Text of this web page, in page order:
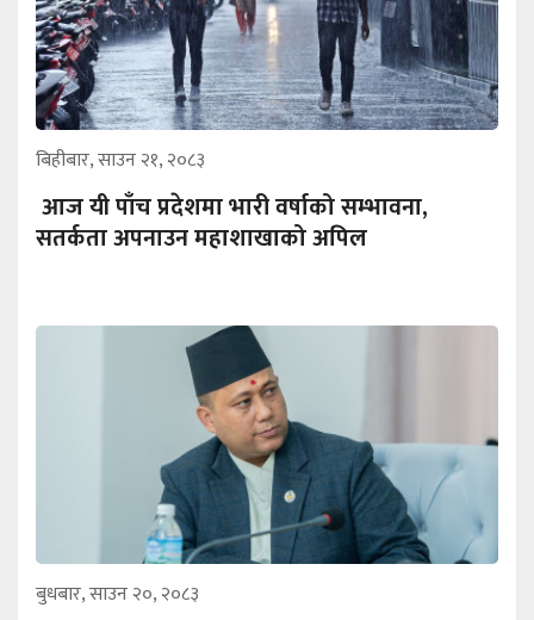
बिहीबार, साउन २१, २०८३
आज यी पाँच प्रदेशमा भारी वर्षाको सम्भावना,
सतर्कता अपनाउन महाशाखाको अपिल
बुधबार, साउन २०, २०८३